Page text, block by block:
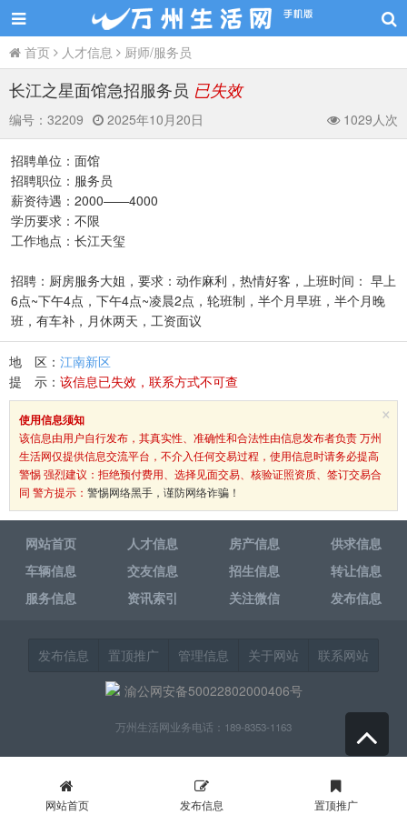
首页 人才信息 厨师/服务员
长江之星面馆急招服务员 已失效
编号： 32209 2025年10月20日 1029人次
招聘单位：面馆
招聘职位：服务员
薪资待遇：2000——4000
学历要求：不限
工作地点：长江天玺
招聘：厨房服务大姐，要求：动作麻利，热情好客，上班时间： 早上
6点~下午4点，下午4点~凌晨2点，轮班制，半个月早班，半个月晚
班，有车补，月休两天，工资面议
地 区： 江南新区
提 示： 该信息已失效，联系方式不可查
×
使用信息须知
该信息由用户自行发布，其真实性、准确性和合法性由信息发布者负责 万州
生活网仅提供信息交流平台，不介入任何交易过程，使用信息时请务必提高
警惕 强烈建议：拒绝预付费用、选择见面交易、核验证照资质、签订交易合
同 警方提示： 警惕网络黑手，谨防网络诈骗！
网站首页 人才信息 房产信息
供求信息
车辆信息
交友信息 招生信息
转让信息
服务信息
资讯索引 关注微信 发布信息
发布信息 置顶推广 管理信息 关于网站
联系网站
渝公网安备50022802000406号
万州生活网业务电话：189-8353-1163
网站首页 发布信息 置顶推广